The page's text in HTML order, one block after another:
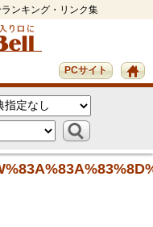
ンキング・リンク集
PCサイト